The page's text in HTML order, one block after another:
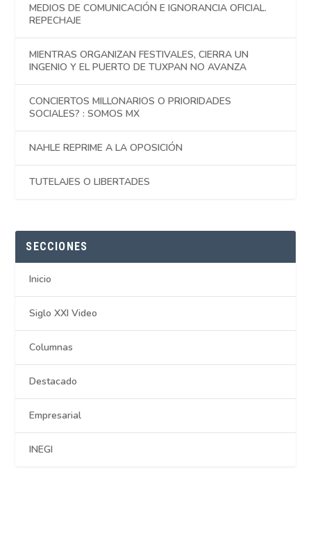
MEDIOS DE COMUNICACIÓN E IGNORANCIA OFICIAL.
REPECHAJE
MIENTRAS ORGANIZAN FESTIVALES, CIERRA UN
INGENIO Y EL PUERTO DE TUXPAN NO AVANZA
CONCIERTOS MILLONARIOS O PRIORIDADES
SOCIALES? : SOMOS MX
NAHLE REPRIME A LA OPOSICIÓN
TUTELAJES O LIBERTADES
SECCIONES
Inicio
Siglo XXI Video
Columnas
Destacado
Empresarial
INEGI